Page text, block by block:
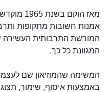
מאז הוקם
אמנות חשובות מתקופות
המורשת התרבותית העשירה
המגוונת כל כך.
המשימה שהמוזיאון שם
באמצעות איסוף, שימור,